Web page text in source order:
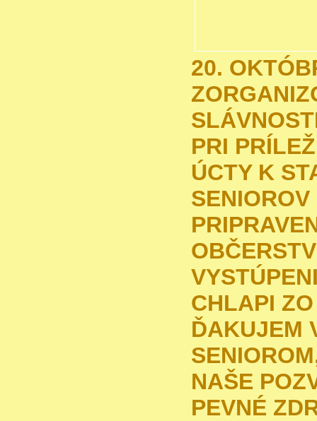
20.
PRI
ÚCTY K
CHLAPI
ĎAKUJEM
NAŠE
PEVNÉ